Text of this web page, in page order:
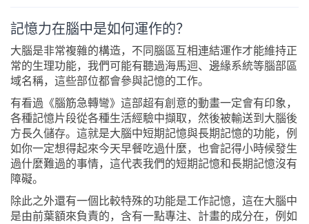
記憶力在腦中是如何運作的？
大腦是非常複雜的構造，不同腦區互相連結運作才能維持正
常的生理功能，我們可能有聽過海馬迴、邊緣系統等腦部區
域名稱，這些部位都會參與記憶的工作。
有看過《腦筋急轉彎》這部超有創意的動畫一定會有印象，
各種記憶片段從各種生活經驗中擷取，然後被輸送到大腦後
方長久儲存。這就是大腦中短期記憶與長期記憶的功能，例
如你一定想得起來今天早餐吃過什麼，也會記得小時候發生
過什麼難過的事情，這代表我們的短期記憶和長期記憶沒有
障礙。
除此之外還有一個比較特殊的功能是工作記憶，這在大腦中
是由前葉額來負責的，含有一點專注、計畫的成分在，例如